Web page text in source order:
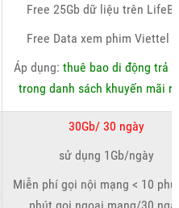
Free 25Gb dữ liệu trên
Free Data xem phim Viettel
Áp dụng:thuê bao di động trả
trong danh sách khuyến mãi
30Gb/ 30 ngày
sử dụng 1Gb/ngày
Miễn phí gọi nội mạng < 10